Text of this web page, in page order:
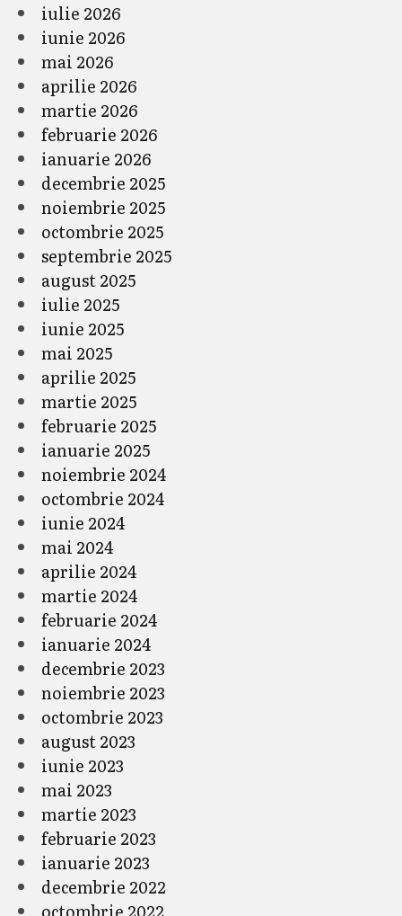
iulie 2026
iunie 2026
mai 2026
aprilie 2026
martie 2026
februarie 2026
ianuarie 2026
decembrie 2025
noiembrie 2025
octombrie 2025
septembrie 2025
august 2025
iulie 2025
iunie 2025
mai 2025
aprilie 2025
martie 2025
februarie 2025
ianuarie 2025
noiembrie 2024
octombrie 2024
iunie 2024
mai 2024
aprilie 2024
martie 2024
februarie 2024
ianuarie 2024
decembrie 2023
noiembrie 2023
octombrie 2023
august 2023
iunie 2023
mai 2023
martie 2023
februarie 2023
ianuarie 2023
decembrie 2022